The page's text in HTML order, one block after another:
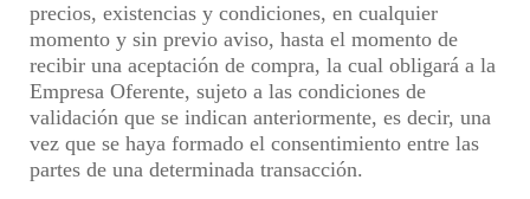
precios, existencias y condiciones, en cualquier
momento y sin previo aviso, hasta el momento de
recibir una aceptación de compra, la cual obligará a la
Empresa Oferente, sujeto a las condiciones de
validación que se indican anteriormente, es decir, una
vez que se haya formado el consentimiento entre las
partes de una determinada transacción.